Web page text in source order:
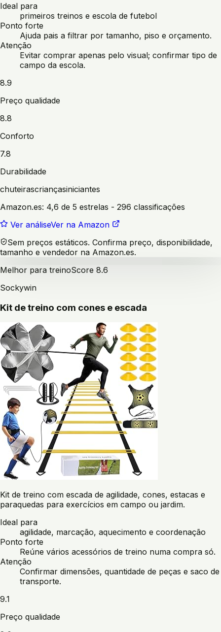
Ideal para
primeiros treinos e escola de futebol
Ponto forte
Ajuda pais a filtrar por tamanho, piso e orçamento.
Atenção
Evitar comprar apenas pelo visual; confirmar tipo de
campo da escola.
8.9
Preço qualidade
8.8
Conforto
7.8
Durabilidade
chuteirascriançasiniciantes
Amazon.es: 4,6 de 5 estrelas - 296 classificações
Ver análiseVer na Amazon
Sem preços estáticos. Confirma preço, disponibilidade,
tamanho e vendedor na Amazon.es.
Melhor para treinoScore 8.6
Sockywin
Kit de treino com cones e escada
Kit de treino com escada de agilidade, cones, estacas e
paraquedas para exercícios em campo ou jardim.
Ideal para
agilidade, marcação, aquecimento e coordenação
Ponto forte
Reúne vários acessórios de treino numa compra só.
Atenção
Confirmar dimensões, quantidade de peças e saco de
transporte.
9.1
Preço qualidade